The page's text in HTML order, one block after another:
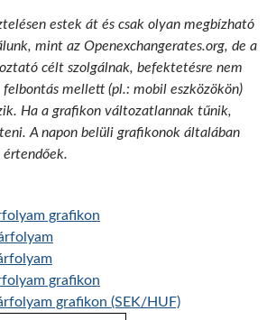
estek át és csak olyan megbízható
mint az Openexchangerates.org, de a
célt szolgálnak, befektetésre nem
mellett (pl.: mobil eszközökön)
Ha a grafikon változatlannak tűnik,
A napon belüli grafikonok általában
értendőek.
grafikon
grafikon
grafikon (SEK/HUF)